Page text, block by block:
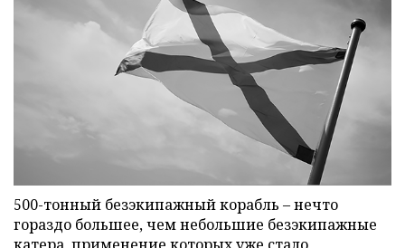
500-тонный безэкипажный корабль – нечто
гораздо большее, чем небольшие безэкипажные
катера, применение которых уже стало